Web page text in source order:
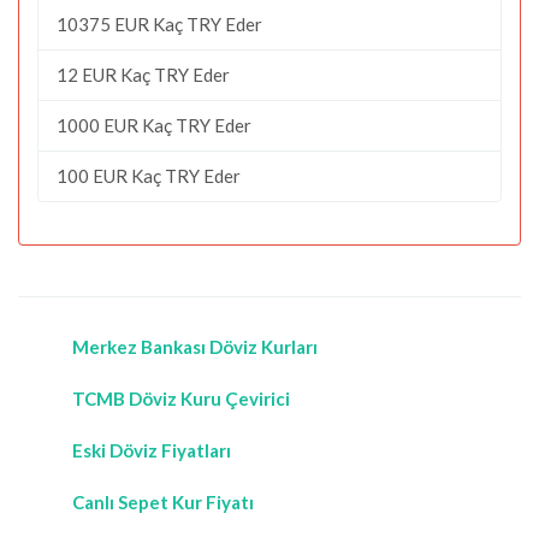
10375 EUR Kaç TRY Eder
12 EUR Kaç TRY Eder
1000 EUR Kaç TRY Eder
100 EUR Kaç TRY Eder
Merkez Bankası Döviz Kurları
TCMB Döviz Kuru Çevirici
Eski Döviz Fiyatları
Canlı Sepet Kur Fiyatı